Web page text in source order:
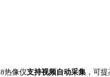
热像仪支持视频自动采集 ，可